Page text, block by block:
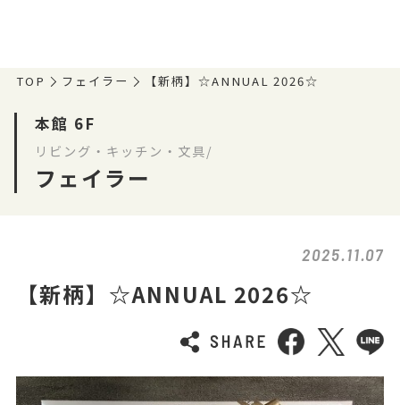
TOP フェイラー 【新柄】☆ANNUAL 2026☆
本館 6F
リビング・キッチン・文具/
フェイラー
2025.11.07
【新柄】☆ANNUAL 2026☆